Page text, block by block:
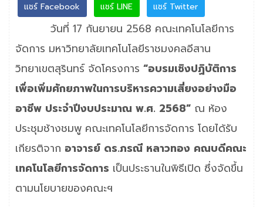
แชร์ Facebook แชร์ LINE แชร์ Twitter
วันที่ 17 กันยายน 2568 คณะเทคโนโลยีการ
จัดการ มหาวิทยาลัยเทคโนโลยีราชมงคลอีสาน
วิทยาเขตสุรินทร์ จัดโครงการ “อบรมเชิงปฏิบัติการ
เพื่อเพิ่มศักยภาพในการบริหารความเสี่ยงอย่างมือ
อาชีพ ประจำปีงบประมาณ พ.ศ. 2568” ณ ห้อง
ประชุมช้างชมพู คณะเทคโนโลยีการจัดการ โดยได้รับ
เกียรติจาก อาจารย์ ดร.ภรณี หลาวทอง คณบดีคณะ
เทคโนโลยีการจัดการ เป็นประธานในพิธีเปิด ซึ่งจัดขึ้น
ตามนโยบายของคณะฯ